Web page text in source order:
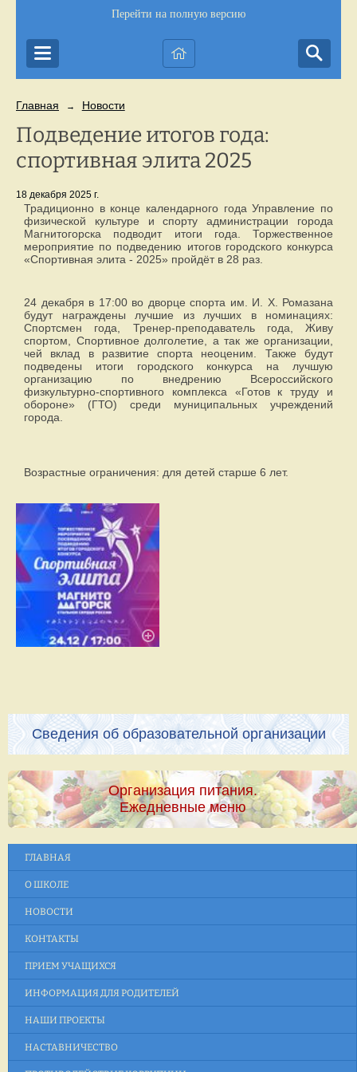
Перейти на полную версию
Главная → Новости
Подведение итогов года:
спортивная элита 2025
18 декабря 2025 г.
Традиционно в конце календарного года Управление по
физической культуре и спорту администрации города
Магнитогорска подводит итоги года. Торжественное
мероприятие по подведению итогов городского конкурса
«Спортивная элита - 2025» пройдёт в 28 раз.
24 декабря в 17:00 во дворце спорта им. И. Х. Ромазана
будут награждены лучшие из лучших в номинациях:
Спортсмен года, Тренер-преподаватель года, Живу
спортом, Спортивное долголетие, а так же организации,
чей вклад в развитие спорта неоценим. Также будут
подведены итоги городского конкурса на лучшую
организацию по внедрению Всероссийского
физкультурно-спортивного комплекса «Готов к труду и
обороне» (ГТО) среди муниципальных учреждений
города.
Возрастные ограничения: для детей старше 6 лет.
Сведения об образовательной организации
Организация питания.
Ежедневные меню
ГЛАВНАЯ
О ШКОЛЕ
НОВОСТИ
КОНТАКТЫ
ПРИЕМ УЧАЩИХСЯ
ИНФОРМАЦИЯ ДЛЯ РОДИТЕЛЕЙ
НАШИ ПРОЕКТЫ
НАСТАВНИЧЕСТВО